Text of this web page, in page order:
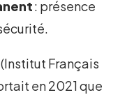
: présence
Français
en 2021 que